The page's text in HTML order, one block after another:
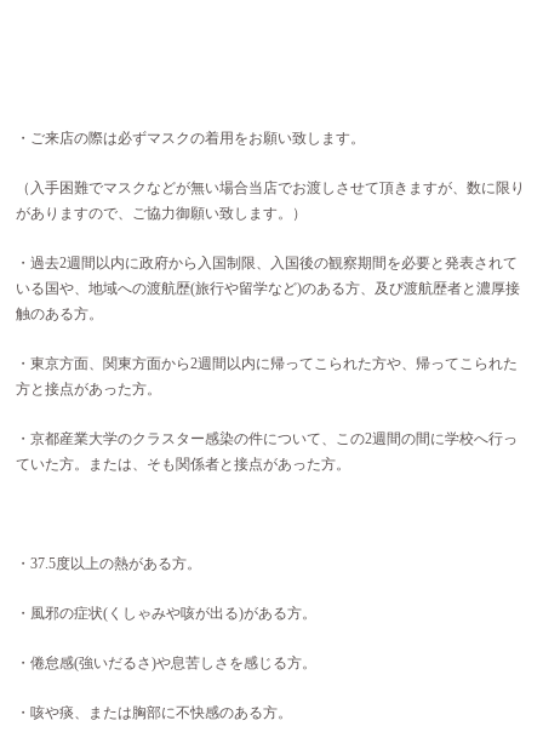
・ご来店の際は必ずマスクの着用をお願い致します。
（入手困難でマスクなどが無い場合当店でお渡しさせて頂きますが、数に限り
がありますので、ご協力御願い致します。）
・過去2週間以内に政府から入国制限、入国後の観察期間を必要と発表されて
いる国や、地域への渡航歴(旅行や留学など)のある方、及び渡航歴者と濃厚接
触のある方。
・東京方面、関東方面から2週間以内に帰ってこられた方や、帰ってこられた
方と接点があった方。
・京都産業大学のクラスター感染の件について、この2週間の間に学校へ行っ
ていた方。または、そも関係者と接点があった方。
・37.5度以上の熱がある方。
・風邪の症状(くしゃみや咳が出る)がある方。
・倦怠感(強いだるさ)や息苦しさを感じる方。
・咳や痰、または胸部に不快感のある方。